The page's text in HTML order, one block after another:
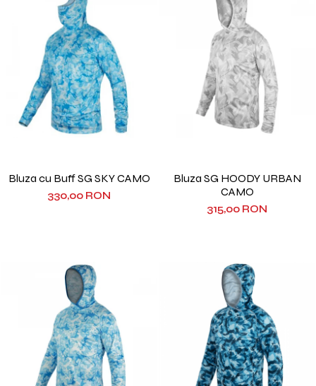
Bluza cu Buff SG SKY CAMO
330,00 RON
Bluza SG HOODY URBAN
CAMO
315,00 RON